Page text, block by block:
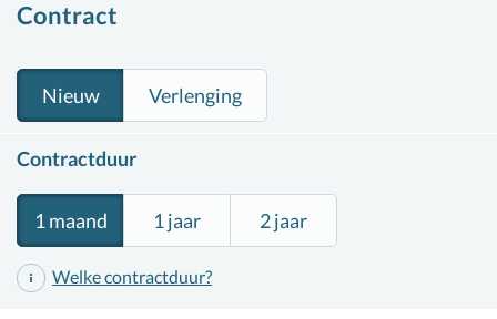
Contract
Nieuw Verlenging
Contractduur
1 maand 1 jaar 2 jaar
Welke contractduur?